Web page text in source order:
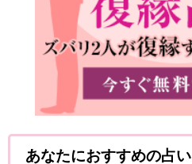
あなたにおすすめの占い